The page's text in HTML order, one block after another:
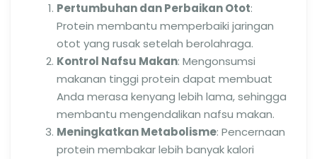
Pertumbuhan dan Perbaikan Otot:
Protein membantu memperbaiki jaringan
otot yang rusak setelah berolahraga.
Kontrol Nafsu Makan: Mengonsumsi
makanan tinggi protein dapat membuat
Anda merasa kenyang lebih lama, sehingga
membantu mengendalikan nafsu makan.
Meningkatkan Metabolisme: Pencernaan
protein membakar lebih banyak kalori